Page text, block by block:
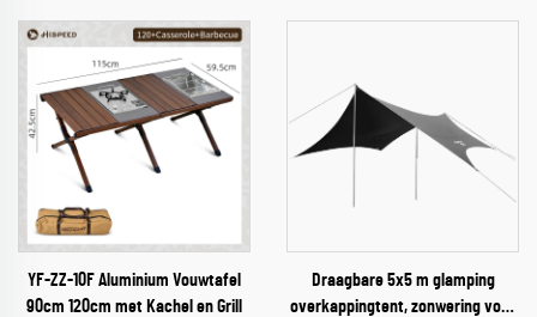
YF-ZZ-10F Aluminium Vouwtafel
90cm 120cm met Kachel en Grill
Draagbare 5x5 m glamping
overkappingtent, zonwering voor